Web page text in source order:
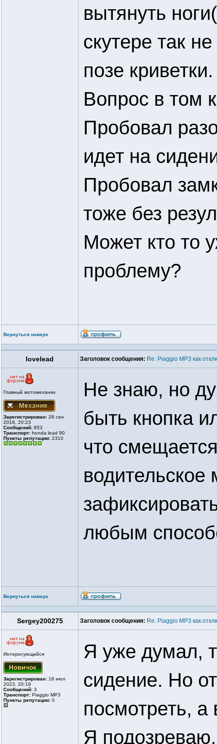
вытянуть
скутере так
позе криветки.
Вопрос в том
Пробовал
идет на
Пробовал
тоже без
Может кто то
проблему?
Вернуться наверх
lovelead Заголовок сообщения: Re: Piaggio MP3 как
Главный мотомеханик
Зарегистрирован: 28 сен
2018, 20:23
Сообщений: 853
Транспорт: honda lead 90
Пункты репутации: 2310
Не знаю, но
быть кнопка
что
водительское
любым
Вернуться наверх
Sergey200275 Заголовок сообщения: Re: Piaggio MP3 как
Интересующийся
Зарегистрирован: 18 июл
2023, 20:19
Сообщений: 3
Транспорт: Piaggio MP3
Пункты репутации: 0
Я уже думал,
сидение. Но
посмотреть, а
Я